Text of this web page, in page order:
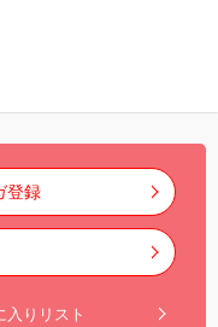
登録
入りリスト